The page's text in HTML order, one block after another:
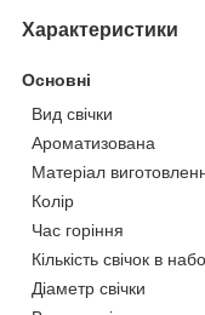
Характеристики
Основні
Вид свічки
Ароматизована
Матеріал
Колір
Час горіння
Кількість свічок в
Діаметр свічки